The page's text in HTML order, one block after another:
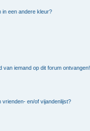
in een andere kleur?
van iemand op dit forum ontvangen!
en/of vijandenlijst?